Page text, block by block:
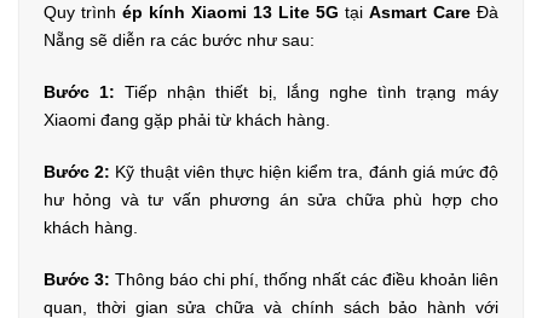
Quy trình ép kính Xiaomi 13 Lite 5G tại Asmart Care Đà
Nẵng sẽ diễn ra các bước như sau:
Bước 1:Tiếp nhận thiết bị, lắng nghe tình trạng máy
Xiaomi đang gặp phải từ khách hàng.
Bước 2: Kỹ thuật viên thực hiện kiểm tra, đánh giá mức độ
hư hỏng và tư vấn phương án sửa chữa phù hợp cho
khách hàng.
Bước 3: Thông báo chi phí, thống nhất các điều khoản liên
quan, thời gian sửa chữa và chính sách bảo hành với